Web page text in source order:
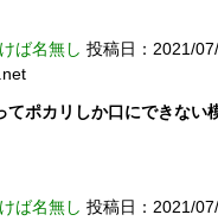
ば名無し 投稿日：2021/
てポカリしか口にできない
ば名無し 投稿日：2021/